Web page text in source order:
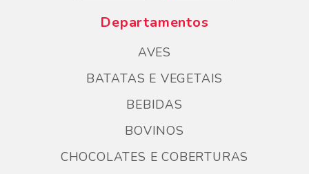
Departamentos
AVES
BATATAS E VEGETAIS
BEBIDAS
BOVINOS
CHOCOLATES E COBERTURAS